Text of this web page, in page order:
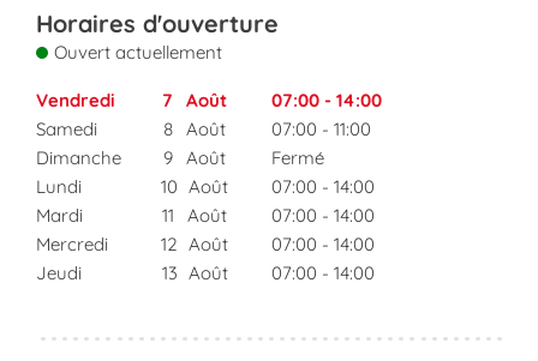
Horaires d'ouverture
Ouvert actuellement
Vendredi 7 Août 07:00 - 14:00
Samedi
8 Août 07:00 - 11:00
Dimanche
9 Août
Fermé
Lundi
10 Août 07:00 - 14:00
Mardi
11 Août 07:00 - 14:00
Mercredi
12 Août 07:00 - 14:00
Jeudi
13 Août 07:00 - 14:00